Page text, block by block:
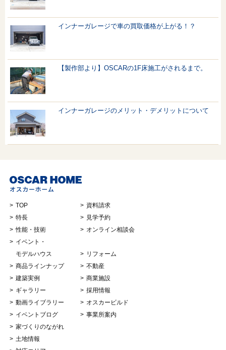
インナーガレージで車の買取価格が上がる！？
【製作部より】OSCARの1F床施工がされるまで。
インナーガレージのメリット・デメリットについて
TOP
特長
性能・技術
イベント・
モデルハウス
商品ラインナップ
建築実例
ギャラリー
動画ライブラリー
イベントブログ
家づくりのながれ
土地情報
資料請求
見学予約
オンライン相談会
リフォーム
不動産
商業施設
採用情報
オスカービルド
事業所案内